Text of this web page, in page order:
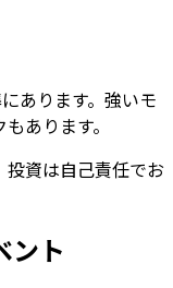
あります。強いモ
あります。
資は自己責任でお
ント